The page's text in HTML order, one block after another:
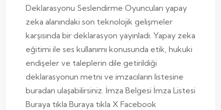
Deklarasyonu Seslendirme Oyuncuları yapay
zeka alanındaki son teknolojik gelişmeler
karşısında bir deklarasyon yayınladı. Yapay zeka
eğitimi ile ses kullanımı konusunda etik, hukuki
endişeler ve taleplerin dile getirildiği
deklarasyonun metni ve imzacıların listesine
buradan ulaşabilirsiniz. İmza Belgesi İmza Listesi
Buraya tıkla Buraya tıkla X Facebook